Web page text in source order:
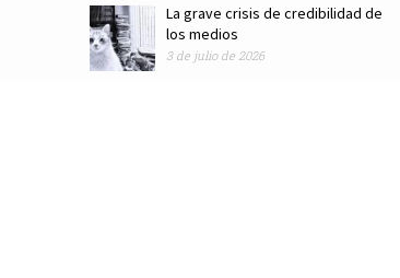
La grave crisis de credibilidad de
los medios
3 de julio de 2026